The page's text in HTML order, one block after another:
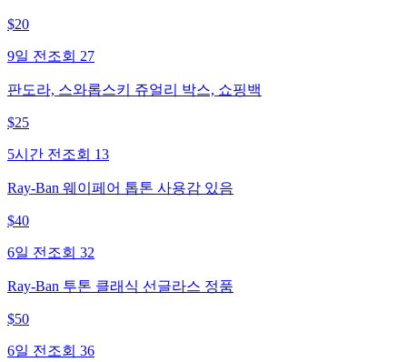
$20
9일 전 조회 27
판도라, 스와롭스키 쥬얼리 박스, 쇼핑백
$25
5시간 전 조회 13
Ray-Ban 웨이페어 톱톤 사용감 있음
$40
6일 전 조회 32
Ray-Ban 투톤 클래식 선글라스 정품
$50
6일 전 조회 36